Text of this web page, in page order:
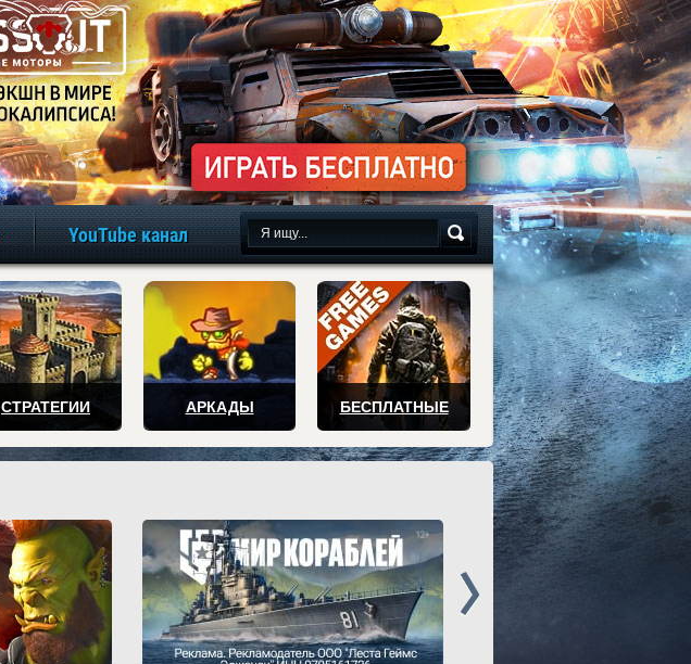
игры онлайн бесплатно
YouTube канал
СТРАТЕГИИ АРКАДЫ БЕСПЛАТНЫЕ